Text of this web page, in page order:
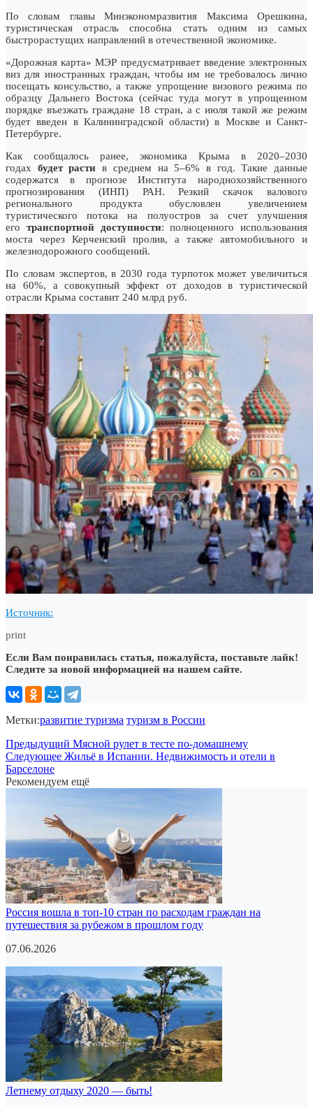
По словам главы Минэкономразвития Максима Орешкина,
туристическая отрасль способна стать одним из самых
быстрорастущих направлений в отечественной экономике.
«Дорожная карта» МЭР предусматривает введение электронных
виз для иностранных граждан, чтобы им не требовалось лично
посещать консульство, а также упрощение визового режима по
образцу Дальнего Востока (сейчас туда могут в упрощенном
порядке въезжать граждане 18 стран, а с июля такой же режим
будет введен в Калининградской области) в Москве и Санкт-
Петербурге.
Как сообщалось ранее, экономика Крыма в 2020–2030
годах будет расти в среднем на 5–6% в год. Такие данные
содержатся в прогнозе Института народнохозяйственного
прогнозирования (ИНП) РАН. Резкий скачок валового
регионального продукта обусловлен увеличением
туристического потока на полуостров за счет улучшения
его транспортной доступности: полноценного использования
моста через Керченский пролив, а также автомобильного и
железнодорожного сообщений.
По словам экспертов, в 2030 года турпоток может увеличиться
на 60%, а совокупный эффект от доходов в туристической
отрасли Крыма составит 240 млрд руб.
Источник:
print
Если Вам понравилась статья, пожалуйста, поставьте лайк!
Следите за новой информацией на нашем сайте.
Метки:развитие туризма туризм в России
Предыдущий Мясной рулет в тесте по-домашнему
Следующее Жильё в Испании. Недвижимость и отели в
Барселоне
Рекомендуем ещё
Россия вошла в топ-10 стран по расходам граждан на
путешествия за рубежом в прошлом году
07.06.2026
Летнему отдыху 2020 — быть!